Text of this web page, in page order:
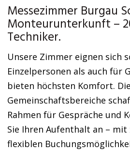
Messezimmer Burgau
Monteurunterkunft –
Techniker.
Unsere Zimmer eignen sich
Einzelpersonen als auch für
bieten höchsten Komfort. Die
Gemeinschaftsbereiche
Rahmen für Gespräche und
Sie Ihren Aufenthalt an –
flexiblen